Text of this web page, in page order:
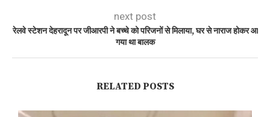
next post
रेलवे स्टेशन देहरादून पर जीआरपी ने बच्चे को परिजनों से मिलाया, घर से नाराज होकर आ
गया था बालक
RELATED POSTS